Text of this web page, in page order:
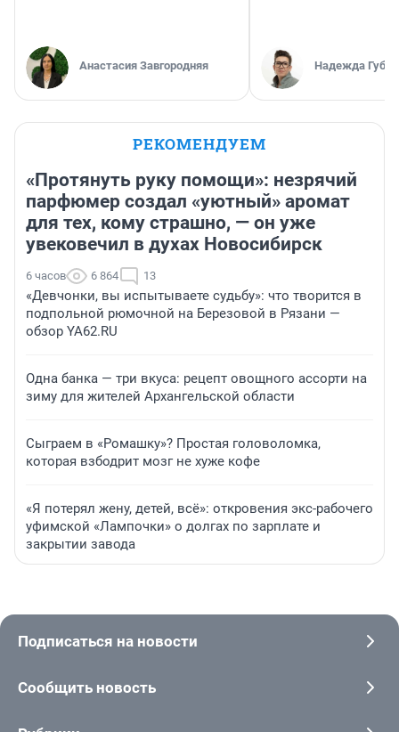
Анастасия Завгородняя Надежда
РЕКОМЕНДУЕМ
«Протянуть руку помощи»: незрячий
парфюмер создал «уютный» аромат
для тех, кому страшно, — он уже
увековечил в духах Новосибирск
6 часов 6 864 13
«Девчонки, вы испытываете судьбу»: что творится в
подпольной рюмочной на Березовой в Рязани —
обзор YA62.RU
Одна банка — три вкуса: рецепт овощного ассорти на
зиму для жителей Архангельской области
Сыграем в «Ромашку»? Простая головоломка,
которая взбодрит мозг не хуже кофе
«Я потерял жену, детей, всё»: откровения экс-рабочего
уфимской «Лампочки» о долгах по зарплате и
закрытии завода
Подписаться на новости
Сообщить новость